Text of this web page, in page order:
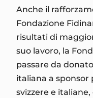
Anche il
Fondazione
risultati di
suo lavoro, la
passare da
italiana a
svizzere e